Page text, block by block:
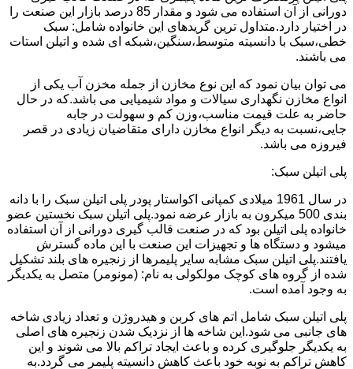
دورانی از آن استفاده می شود و مقدار 85 درصد بازار این صنعت را
در اختیار دارد.متداول ترین گریدهای این خانواده شامل: سبک
خطی،سبک با دانسیته متوسط،سنگین،شبکه ای شده و اتیلن استات
می باشند.
می توان بیان نمود که این نوع مخازن از جمله مخزن آب یکی از
انواع مخازن نگهداری سیالات و مواد شیمیایی می باشد.که در حال
حاضر به علت قیمت مناسب،وزن کم و سهولت در جابه
جایی،نسبت به دیگر انواع مخازن دارای متقاضیان زیادی در قصر
فیروزه می باشد.
پلی اتیلن سبک:
در سال 1961 میلادی کمپانی اکواستار پودر پلی اتیلن سبک را با دانه
بندی 500 میکرون به بازار عرضه نمود.پلی اتیلن سبک نخستین عضو
خانواده پلی اتیلن بود که در صنعت قالب گیری دورانی از آن استفاده
میشود و دستگاه ها و تجهیزات این صنعت با این ماده گسترش
یافتند.پلی اتیلن سبک مشابه سایر پلیمرها از زنجیره های بلند تشکیل
شده از گروه های کوچک مولکولی به نام: (مونومر) متصل به یکدیگر
به وجود آمده است.
پلی اتیلن سبک شامل اتم های کربن و هیدروژن و تعداد زیادی شاخه
های جانبی می شود.این شاخه ها از نزدیک شدن زنجیره های اصلی
به یکدیگر جلوگیری کرده و باعث ایجاد تراکم بالا می شوند و این
کاهش تراکم به نوبه خود باعث کاهش دانسیته پلیمر می گردد.به